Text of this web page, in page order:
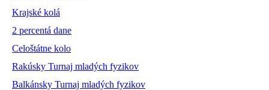
Krajské kolá
2 percentá dane
Celoštátne kolo
Rakúsky Turnaj mladých fyzikov
Balkánsky Turnaj mladých fyzikov